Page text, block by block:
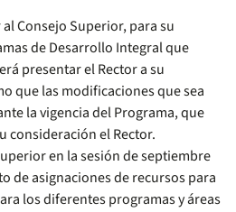
Consejo Superior, para su
de Desarrollo Integral que
presentar el Rector a su
que las modificaciones que sea
la vigencia del Programa, que
consideración el Rector.
en la sesión de septiembre
de asignaciones de recursos para
los diferentes programas y áreas